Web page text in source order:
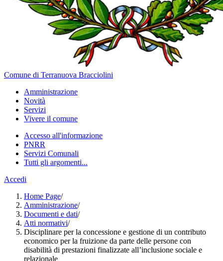
Comune di Terranuova Bracciolini
Amministrazione
Novità
Servizi
Vivere il comune
Accesso all'informazione
PNRR
Servizi Comunali
Tutti gli argomenti...
Accedi
Home Page/
Amministrazione/
Documenti e dati/
Atti normativi/
Disciplinare per la concessione e gestione di un contributo
economico per la fruizione da parte delle persone con
disabilità di prestazioni finalizzate all’inclusione sociale e
relazionale